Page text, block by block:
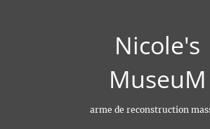
Nicole's
MuseuM
arme de reconstruction